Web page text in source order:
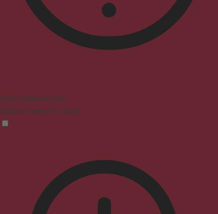
Vision Impaired Mode
Enhances website's visuals